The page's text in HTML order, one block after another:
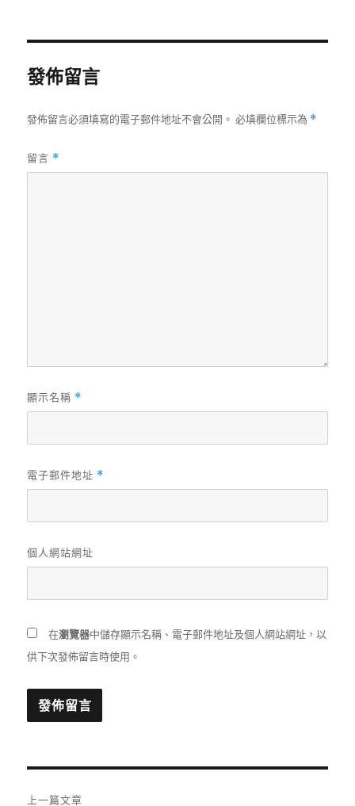
發佈留言
發佈留言必須填寫的電子郵件地址不會公開。 必填欄位標示為 *
留言 *
顯示名稱 *
電子郵件地址 *
個人網站網址
在瀏覽器中儲存顯示名稱、電子郵件地址及個人網站網址，以
供下次發佈留言時使用。
上一篇文章